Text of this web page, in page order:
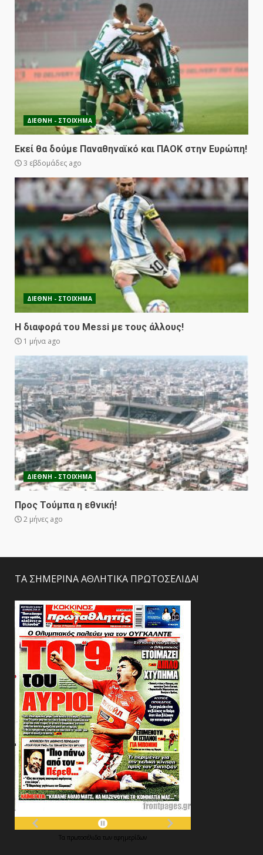
ΔΙΕΘΝΗ - ΣΤΟΙΧΗΜΑ
Εκεί θα δούμε Παναθηναϊκό και ΠΑΟΚ στην Ευρώπη!
3 εβδομάδες ago
ΔΙΕΘΝΗ - ΣΤΟΙΧΗΜΑ
Η διαφορά του Messi με τους άλλους!
1 μήνα ago
ΔΙΕΘΝΗ - ΣΤΟΙΧΗΜΑ
Προς Τούμπα η εθνική!
2 μήνες ago
ΤΑ ΣΗΜΕΡΙΝΑ ΑΘΛΗΤΙΚΑ ΠΡΩΤΟΣΕΛΙΔΑ!
Τα πρωτοσέλιδα των εφημερίδων